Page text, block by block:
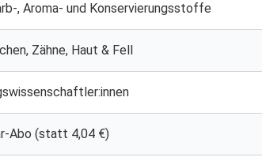
, Aroma- und Konservierungsstoffe
Zähne, Haut & Fell
Abo (statt 4,04 €)